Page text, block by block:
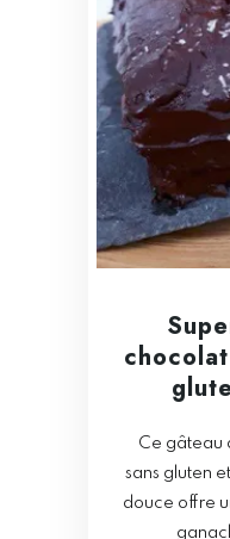
Ce gâteau
sans gluten
douce offre